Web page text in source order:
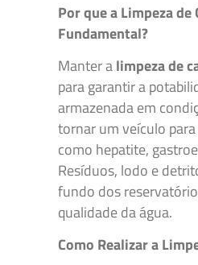
Por que a Limpeza de
Fundamental?
Manter alimpeza de
para garantir a
armazenada em
tornar um veículo
como hepatite,
Resíduos, lodo e
fundo dos
qualidade da água.
Como Realizar a